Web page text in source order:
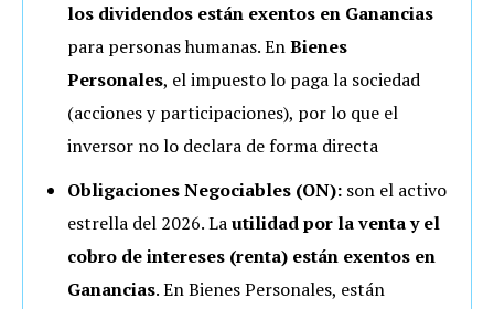
los dividendos están exentos en Ganancias
para personas humanas. EnBienes
Personales, el impuesto lo paga la sociedad
(acciones y participaciones), por lo que el
inversor no lo declara de forma directa
Obligaciones Negociables (ON): son el activo
estrella del 2026. Lautilidad por la venta y el
cobro de intereses (renta) están exentos en
Ganancias. En Bienes Personales, están